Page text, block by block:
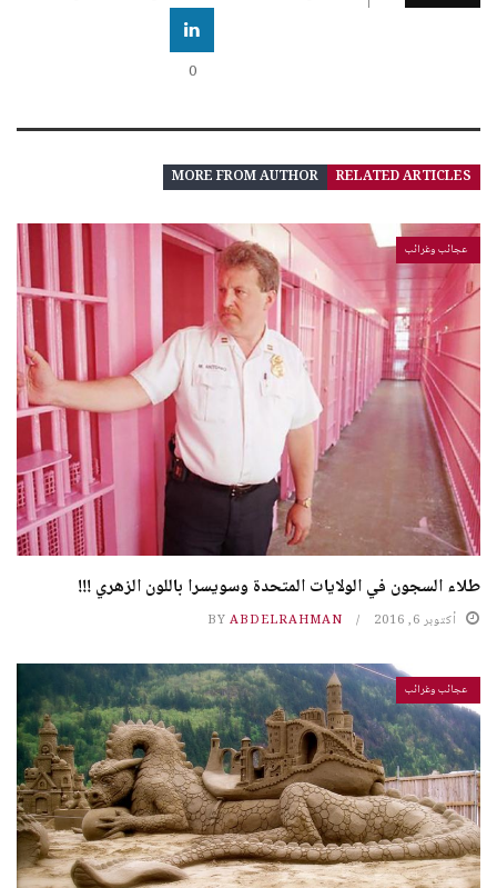
0
RELATED ARTICLES
MORE FROM AUTHOR
عجائب وغرائب
طلاء السجون في الولايات المتحدة وسويسرا باللون الزهري !!!
أكتوبر 6, 2016 BY ABDELRAHMAN
عجائب وغرائب